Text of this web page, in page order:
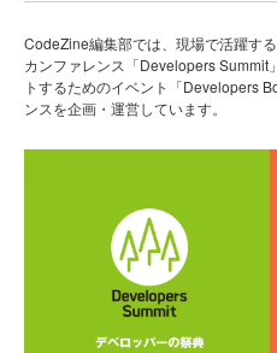
CodeZine編集部では、現場で活躍す
カンファレンス「Developers Summit
トするためのイベント「Developers
ンスを企画・運営しています。